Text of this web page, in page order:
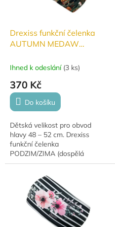
Drexiss funkční čelenka
AUTUMN MEDAW
Ihned k odeslání (3 ks)
370 Kč
Do košíku
Dětská velikost pro obvod
hlavy 48 – 52 cm. Drexiss
funkční čelenka
PODZIM/ZIMA (dospělá
velikost)** je ideální volbou
outdooru. Univerzální
velikost...